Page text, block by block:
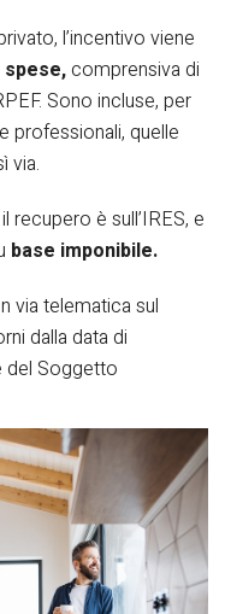
l’incentivo viene
comprensiva di
Sono incluse, per
professionali, quelle
via.
recupero è sull’IRES, e
base imponibile.
via telematica sul
dalla data di
del Soggetto